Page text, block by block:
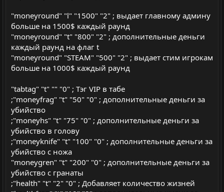
"moneyround" "l" "1500" "2" ; выдает главному админу
больше на 1500$ каждый раунд
"moneyround" "t" "800" "2" ; дополнительные деньги
каждый раунд на флаг t
"moneyround" "STEAM" "500" "2" ; выдает стим игрокам
больше на 1000$ каждый раунд
"tabtag" "t" "" "0" ; Тэг VIP в табе
;"moneyfrag" "t" "50" "0" ; дополнительные деньги за
убийство
;"moneyhs" "t" "75" "0" ; дополнительные деньги за
убийство в голову
;"moneyknife" "t" "100" "0" ; дополнительные деньги за
убийство с ножа
"moneygren" "t" "200" "0" ; дополнительные деньги за
убийство с гранаты
;"health" "t" "2" "0" ; Добавляет количество жизней